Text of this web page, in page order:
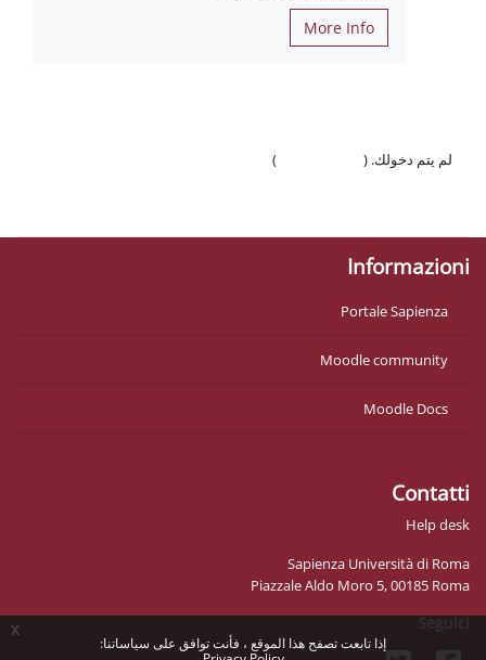
إذا تابعت تصفح هذا الموقع ، فأنت توافق على سياساتنا:
x
More Info
لم يتم دخولك. (
)
Informazioni
Portale Sapienza
Moodle community
Moodle Docs
Contatti
Help desk
Sapienza Università di Roma
Piazzale Aldo Moro 5, 00185 Roma
Seguici